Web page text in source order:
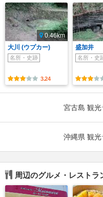
0.46km
大川 (ウプカー)
名所・史跡
3.24
盛加井
名所・史
宮古島 観
沖縄県 観
周辺のグルメ・レストラ